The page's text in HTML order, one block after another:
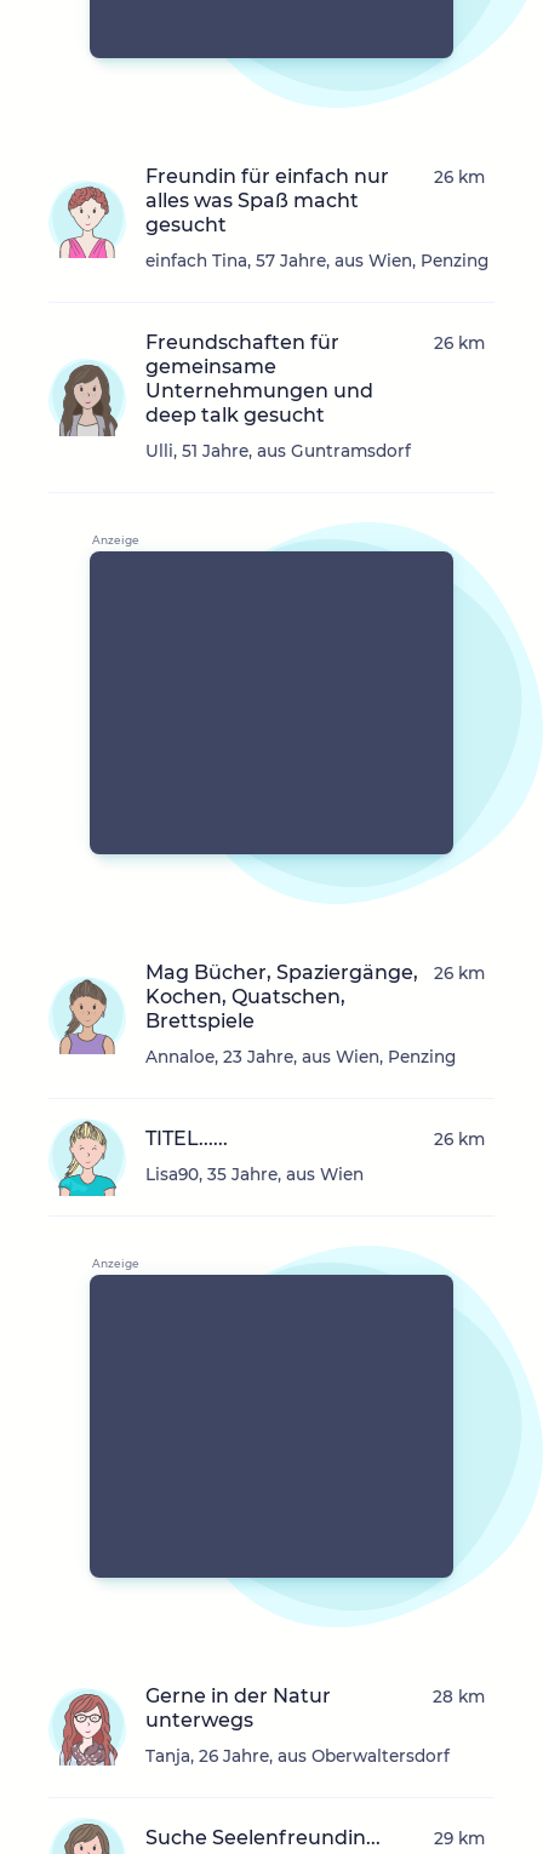
Freundin für einfach nur
alles was Spaß macht
gesucht
einfach Tina, 57 Jahre, aus Wien, Penzing
26 km
Freundschaften für
gemeinsame
Unternehmungen und
deep talk gesucht
Ulli, 51 Jahre, aus Guntramsdorf
26 km
Mag Bücher, Spaziergänge,
Kochen, Quatschen,
Brettspiele
Annaloe, 23 Jahre, aus Wien, Penzing
26 km
TITEL......
Lisa90, 35 Jahre, aus Wien
26 km
Gerne in der Natur
unterwegs
Tanja, 26 Jahre, aus Oberwaltersdorf
28 km
Suche Seelenfreundin... 29 km